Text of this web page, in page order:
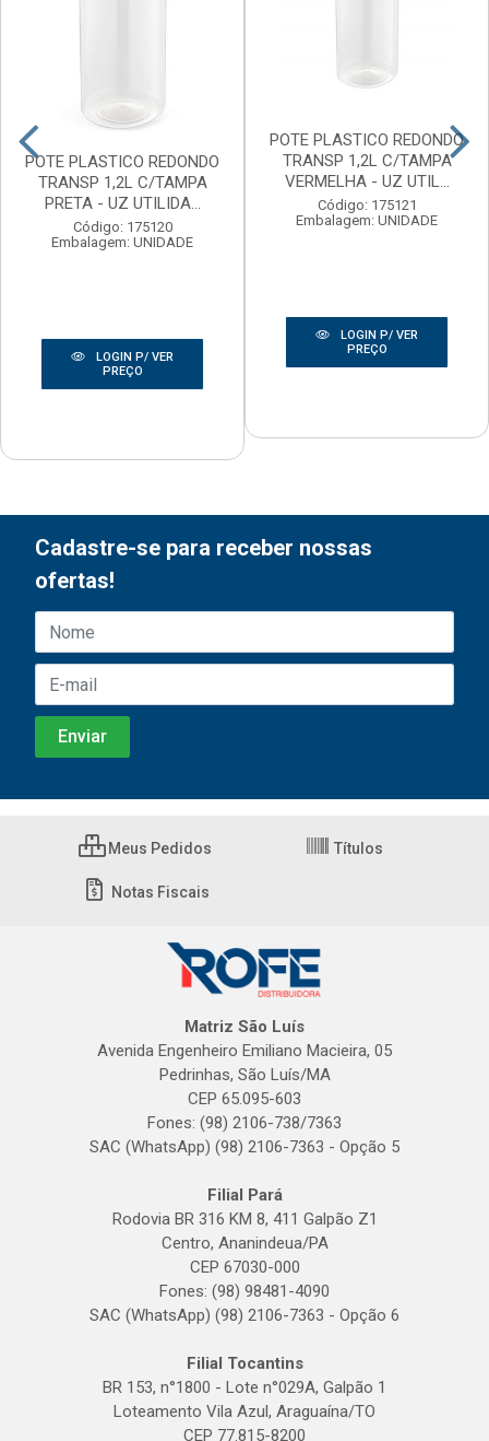
POTE PLASTICO REDONDO
TRANSP 1,2L C/TAMPA
PRETA - UZ UTILIDA...
Código: 175120
Embalagem: UNIDADE
LOGIN P/ VER
PREÇO
POTE PLASTICO REDONDO
TRANSP 1,2L C/TAMPA
VERMELHA - UZ UTIL...
Código: 175121
Embalagem: UNIDADE
LOGIN P/ VER
PREÇO
Cadastre-se para receber nossas
ofertas!
Meus Pedidos Títulos
Notas Fiscais
Matriz São Luís
Avenida Engenheiro Emiliano Macieira, 05
Pedrinhas, São Luís/MA
CEP 65.095-603
Fones: (98) 2106-738/7363
SAC (WhatsApp) (98) 2106-7363 - Opção 5
Filial Pará
Rodovia BR 316 KM 8, 411 Galpão Z1
Centro, Ananindeua/PA
CEP 67030-000
Fones: (98) 98481-4090
SAC (WhatsApp) (98) 2106-7363 - Opção 6
Filial Tocantins
BR 153, n°1800 - Lote n°029A, Galpão 1
Loteamento Vila Azul, Araguaína/TO
CEP 77.815-8200